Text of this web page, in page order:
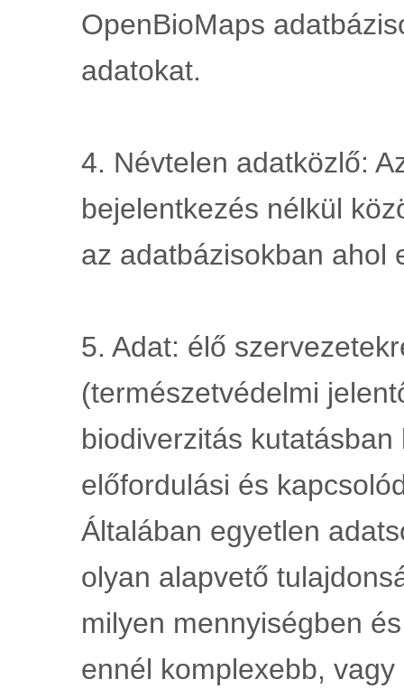
OpenBioMaps
adatokat.
4. Névtelen adatközlő:
bejelentkezés nélkül
az adatbázisokban ahol
5. Adat: élő
(természetvédelmi
biodiverzitás kutatásban
előfordulási és
Általában egyetlen
olyan alapvető
milyen mennyiségben
ennél komplexebb,